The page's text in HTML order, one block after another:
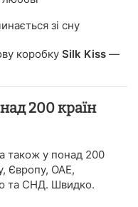
зі сну
коробку Silk Kiss —
200 країн
також у понад 200
Європу, ОАЕ,
та СНД. Швидко.